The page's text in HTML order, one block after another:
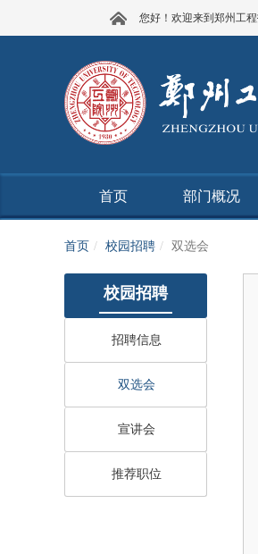
您好！欢迎来到郑州工
首页 部门概况
首页 校园招聘 双选会
校园招聘
招聘信息
双选会
宣讲会
推荐职位